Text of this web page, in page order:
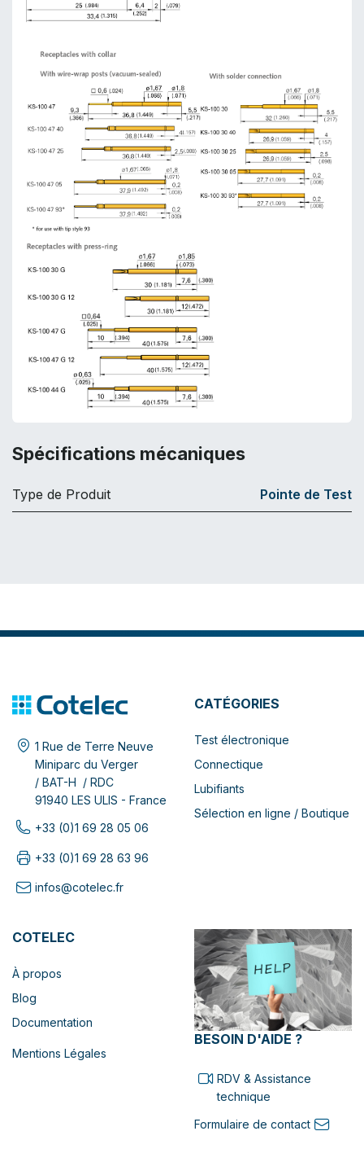
Spécifications mécaniques
Type de Produit Pointe de Test
1 Rue de Terre Neuve
Miniparc du Verger
/ BAT-H / RDC
91940 LES ULIS - France
+33 (0)1 69 28 05 06
+33 (0)1 69 28 63 96
infos@cotelec.fr
CATÉGORIES
Test électronique
Connectique
Lubifiants
Sélection en ligne / Boutique
COTELEC
À propos
Blog
Documentation
Mentions Légales
BESOIN D'AIDE ?
RDV & Assistance
technique
Formulaire de contact